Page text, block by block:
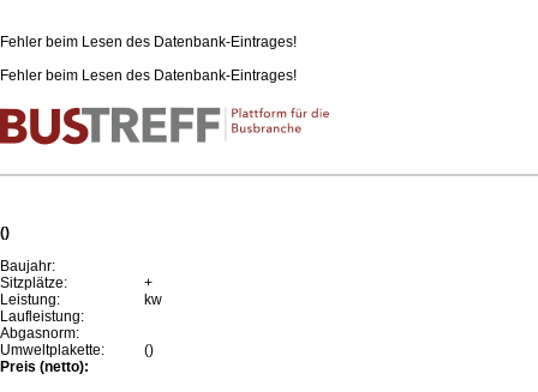
Fehler beim Lesen des Datenbank-Eintrages!
Fehler beim Lesen des Datenbank-Eintrages!
()
Baujahr:
Sitzplätze:
Leistung:
Laufleistung:
Abgasnorm:
Umweltplakette:
Preis (netto):
+
kw
()